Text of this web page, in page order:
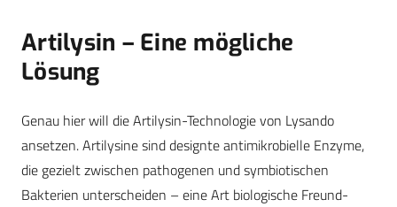
Artilysin – Eine mögliche
Lösung
Genau hier will die Artilysin-Technologie von Lysando
ansetzen. Artilysine sind designte antimikrobielle Enzyme,
die gezielt zwischen pathogenen und symbiotischen
Bakterien unterscheiden – eine Art biologische Freund-